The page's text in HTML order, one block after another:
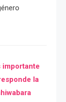
importante
la